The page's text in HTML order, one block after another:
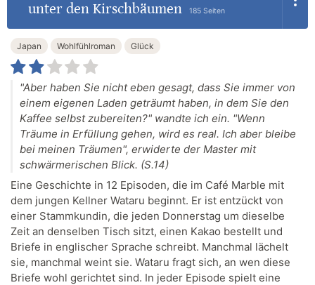
unter den Kirschbäumen
185 Seiten
Japan Wohlfühlroman Glück
"Aber haben Sie nicht eben gesagt, dass Sie immer von
einem eigenen Laden geträumt haben, in dem Sie den
Kaffee selbst zubereiten?" wandte ich ein. "Wenn
Träume in Erfüllung gehen, wird es real. Ich aber bleibe
bei meinen Träumen", erwiderte der Master mit
schwärmerischen Blick. (S.14)
Eine Geschichte in 12 Episoden, die im Café Marble mit
dem jungen Kellner Wataru beginnt. Er ist entzückt von
einer Stammkundin, die jeden Donnerstag um dieselbe
Zeit an denselben Tisch sitzt, einen Kakao bestellt und
Briefe in englischer Sprache schreibt. Manchmal lächelt
sie, manchmal weint sie. Wataru fragt sich, an wen diese
Briefe wohl gerichtet sind. In jeder Episode spielt eine